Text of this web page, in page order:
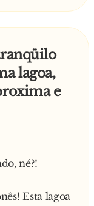
parece
e o trouxa
lagoa,
e
né?!
Esta lagoa